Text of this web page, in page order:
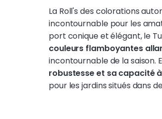
La Roll's des colorations
incontournable pour les
port conique et élégant, le
couleurs flamboyantes
incontournable de la saison.
robustesse et sa capacité
pour les jardins situés dans